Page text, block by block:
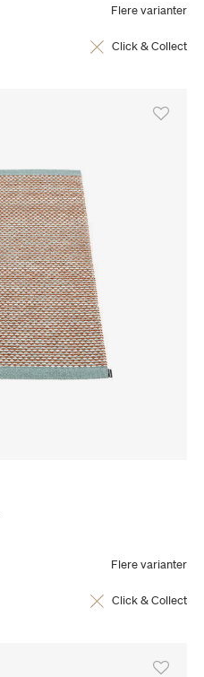
Flere varianter
Click & Collect
Flere varianter
Click & Collect